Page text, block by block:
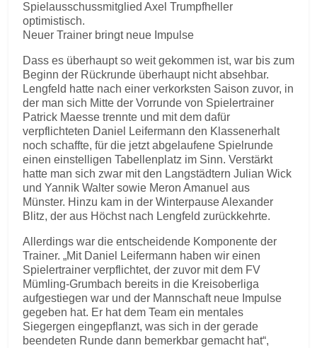
Spielausschussmitglied Axel Trumpfheller
optimistisch.
Neuer Trainer bringt neue Impulse
Dass es überhaupt so weit gekommen ist, war bis zum
Beginn der Rückrunde überhaupt nicht absehbar.
Lengfeld hatte nach einer verkorksten Saison zuvor, in
der man sich Mitte der Vorrunde von Spielertrainer
Patrick Maesse trennte und mit dem dafür
verpflichteten Daniel Leifermann den Klassenerhalt
noch schaffte, für die jetzt abgelaufene Spielrunde
einen einstelligen Tabellenplatz im Sinn. Verstärkt
hatte man sich zwar mit den Langstädtern Julian Wick
und Yannik Walter sowie Meron Amanuel aus
Münster. Hinzu kam in der Winterpause Alexander
Blitz, der aus Höchst nach Lengfeld zurückkehrte.
Allerdings war die entscheidende Komponente der
Trainer. „Mit Daniel Leifermann haben wir einen
Spielertrainer verpflichtet, der zuvor mit dem FV
Mümling-Grumbach bereits in die Kreisoberliga
aufgestiegen war und der Mannschaft neue Impulse
gegeben hat. Er hat dem Team ein mentales
Siegergen eingepflanzt, was sich in der gerade
beendeten Runde dann bemerkbar gemacht hat“,